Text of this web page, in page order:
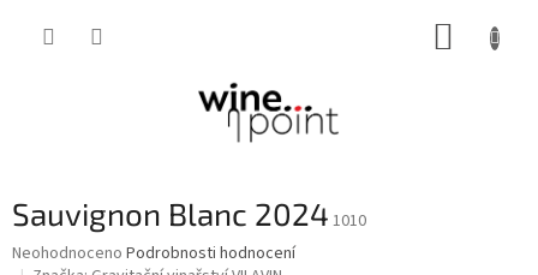
Sauvignon Blanc 2024 1010
Průměrné
Neohodnoceno Podrobnosti hodnocení